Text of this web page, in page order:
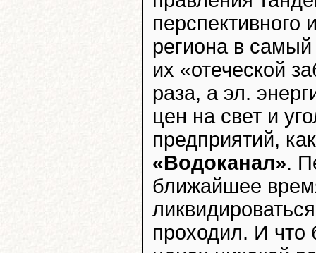
перспективного
региона в
их «отеческой
раза, а эл.
цен на свет и
предприятий,
«Водоканал».
ближайшее
проходил. И что